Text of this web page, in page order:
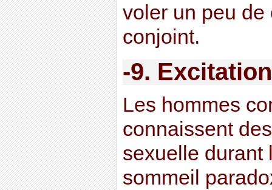
voler un peu de
conjoint.
-9.
Les hommes
connaissent
sexuelle durant
sommeil